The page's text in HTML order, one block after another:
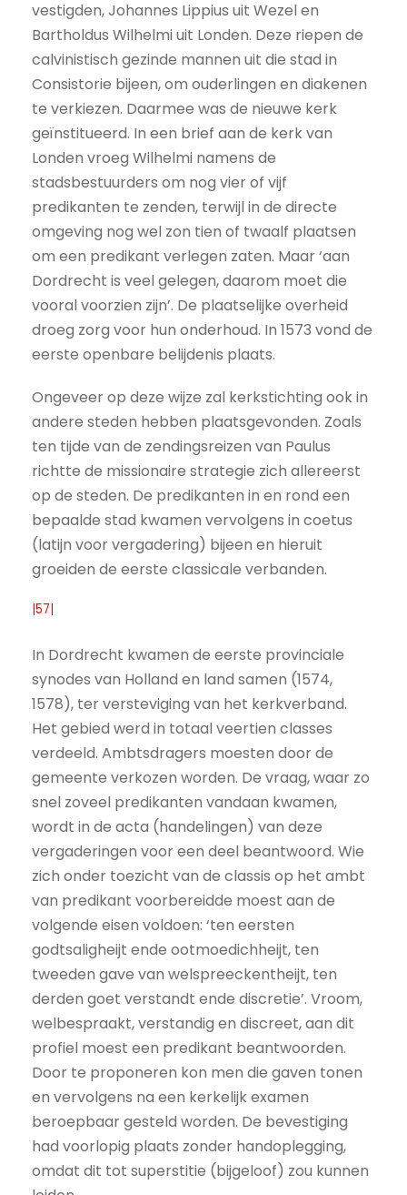
vestigden, Johannes Lippius uit Wezel en
Bartholdus Wilhelmi uit Londen. Deze riepen de
calvinistisch gezinde mannen uit die stad in
Consistorie bijeen, om ouderlingen en diakenen
te verkiezen. Daarmee was de nieuwe kerk
geïnstitueerd. In een brief aan de kerk van
Londen vroeg Wilhelmi namens de
stadsbestuurders om nog vier of vijf
predikanten te zenden, terwijl in de directe
omgeving nog wel zon tien of twaalf plaatsen
om een predikant verlegen zaten. Maar ‘aan
Dordrecht is veel gelegen, daarom moet die
vooral voorzien zijn’. De plaatselijke overheid
droeg zorg voor hun onderhoud. In 1573 vond de
eerste openbare belijdenis plaats.
Ongeveer op deze wijze zal kerkstichting ook in
andere steden hebben plaatsgevonden. Zoals
ten tijde van de zendingsreizen van Paulus
richtte de missionaire strategie zich allereerst
op de steden. De predikanten in en rond een
bepaalde stad kwamen vervolgens in coetus
(latijn voor vergadering) bijeen en hieruit
groeiden de eerste classicale verbanden.
|57|
In Dordrecht kwamen de eerste provinciale
synodes van Holland en land samen (1574,
1578), ter versteviging van het kerkverband.
Het gebied werd in totaal veertien classes
verdeeld. Ambtsdragers moesten door de
gemeente verkozen worden. De vraag, waar zo
snel zoveel predikanten vandaan kwamen,
wordt in de acta (handelingen) van deze
vergaderingen voor een deel beantwoord. Wie
zich onder toezicht van de classis op het ambt
van predikant voorbereidde moest aan de
volgende eisen voldoen: ‘ten eersten
godtsaligheijt ende ootmoedichheijt, ten
tweeden gave van welspreeckentheijt, ten
derden goet verstandt ende discretie’. Vroom,
welbespraakt, verstandig en discreet, aan dit
profiel moest een predikant beantwoorden.
Door te proponeren kon men die gaven tonen
en vervolgens na een kerkelijk examen
beroepbaar gesteld worden. De bevestiging
had voorlopig plaats zonder handoplegging,
omdat dit tot superstitie (bijgeloof) zou kunnen